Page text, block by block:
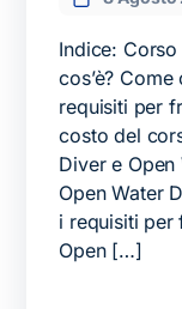
Indice: Corso
cos’è?
requisiti per
costo del
Diver e Open
Open Water
i requisiti per
Open […]